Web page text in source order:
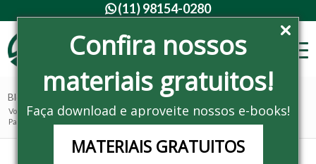
Confira nossos
materiais gratuitos!
Faça download e aproveite nossos e-books!
MATERIAIS GRATUITOS
(11) 98154-0280
Blog - Últimas notícias
Você está aqui: Home / Noticias / Economia Verde /
Paranaense projeta sua própria casa-contêiner